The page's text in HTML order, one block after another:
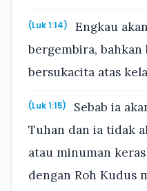
(Luk 1:14)
Engkau
bergembira, bahkan
bersukacita atas
(Luk 1:15)
Sebab ia
Tuhan dan ia tidak
atau minuman
dengan Roh Kudus